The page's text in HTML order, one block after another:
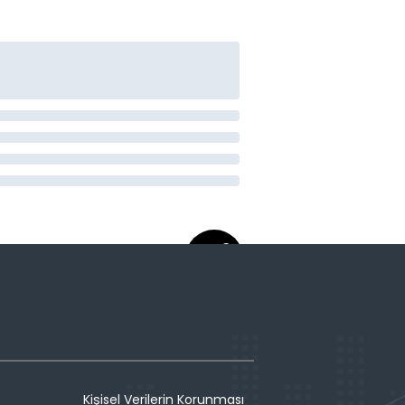
Kişisel Verilerin Korunması